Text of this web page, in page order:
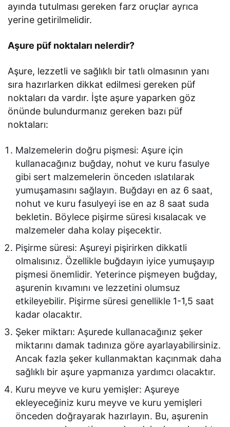
ayında tutulması gereken farz oruçlar ayrıca
yerine getirilmelidir.
Aşure püf noktaları nelerdir?
Aşure, lezzetli ve sağlıklı bir tatlı olmasının yanı
sıra hazırlarken dikkat edilmesi gereken püf
noktaları da vardır. İşte aşure yaparken göz
önünde bulundurmanız gereken bazı püf
noktaları:
Malzemelerin doğru pişmesi: Aşure için
kullanacağınız buğday, nohut ve kuru fasulye
gibi sert malzemelerin önceden ıslatılarak
yumuşamasını sağlayın. Buğdayı en az 6 saat,
nohut ve kuru fasulyeyi ise en az 8 saat suda
bekletin. Böylece pişirme süresi kısalacak ve
malzemeler daha kolay pişecektir.
Pişirme süresi: Aşureyi pişirirken dikkatli
olmalısınız. Özellikle buğdayın iyice yumuşayıp
pişmesi önemlidir. Yeterince pişmeyen buğday,
aşurenin kıvamını ve lezzetini olumsuz
etkileyebilir. Pişirme süresi genellikle 1-1,5 saat
kadar olacaktır.
Şeker miktarı: Aşurede kullanacağınız şeker
miktarını damak tadınıza göre ayarlayabilirsiniz.
Ancak fazla şeker kullanmaktan kaçınmak daha
sağlıklı bir aşure yapmanıza yardımcı olacaktır.
Kuru meyve ve kuru yemişler: Aşureye
ekleyeceğiniz kuru meyve ve kuru yemişleri
önceden doğrayarak hazırlayın. Bu, aşurenin